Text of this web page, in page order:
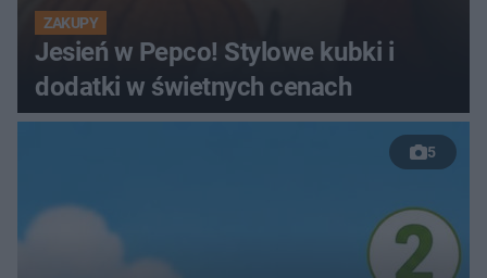
ZAKUPY
Jesień w Pepco! Stylowe kubki i
dodatki w świetnych cenach
5